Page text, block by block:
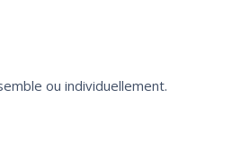
ou individuellement.